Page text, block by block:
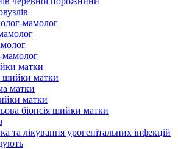
мамолог
мамолог
матки
шийки матки
матки
матки
біопсія шийки матки
та лікування урогенітальних інфекцій